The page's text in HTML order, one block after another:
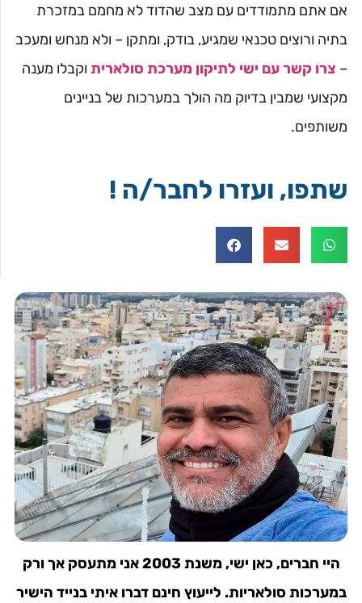
אם אתם מתמודדים עם מצב שהדוד לא מחמם במזכרת
בתיה ורוצים טכנאי שמגיע, בודק, ומתקן – ולא מנחש ומעכב
– צרו קשר עם ישי לתיקון מערכת סולארית וקבלו מענה
מקצועי שמבין בדיוק מה הולך במערכות של בניינים
משותפים.
שתפו, ועזרו לחבר/ה !
היי חברים, כאן ישי, משנת 2003 אני מתעסק אך ורק
במערכות סולאריות. לייעוץ חינם דברו איתי בנייד הישיר